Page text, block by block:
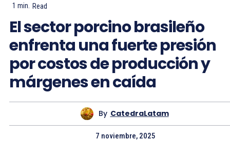
1 min. Read
El sector porcino brasileño
enfrenta una fuerte presión
por costos de producción y
márgenes en caída
By CatedraLatam
7 noviembre, 2025